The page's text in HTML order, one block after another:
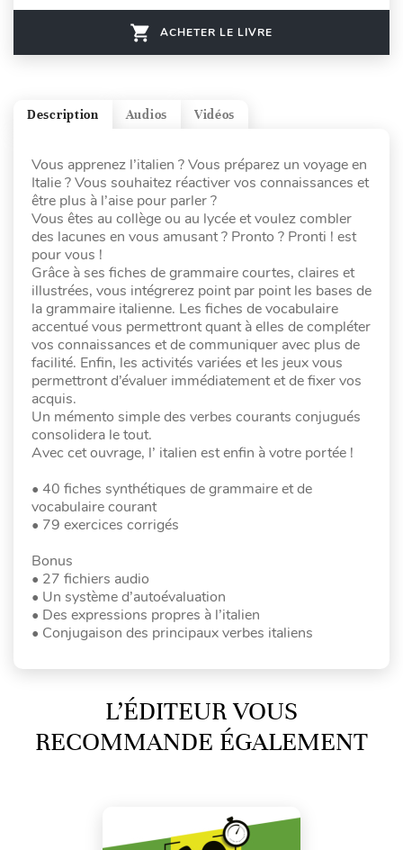
ACHETER LE LIVRE
Vidéos
Audios
Description
Vous apprenez l’italien ? Vous préparez un voyage en
Italie ? Vous souhaitez réactiver vos connaissances et
être plus à l’aise pour parler ?
Vous êtes au collège ou au lycée et voulez combler
des lacunes en vous amusant ? Pronto ? Pronti ! est
pour vous !
Grâce à ses fiches de grammaire courtes, claires et
illustrées, vous intégrerez point par point les bases de
la grammaire italienne. Les fiches de vocabulaire
accentué vous permettront quant à elles de compléter
vos connaissances et de communiquer avec plus de
facilité. Enfin, les activités variées et les jeux vous
permettront d’évaluer immédiatement et de fixer vos
acquis.
Un mémento simple des verbes courants conjugués
consolidera le tout.
Avec cet ouvrage, l’ italien est enfin à votre portée !
• 40 fiches synthétiques de grammaire et de
vocabulaire courant
• 79 exercices corrigés
Bonus
• 27 fichiers audio
• Un système d’autoévaluation
• Des expressions propres à l’italien
• Conjugaison des principaux verbes italiens
L’ÉDITEUR VOUS
RECOMMANDE ÉGALEMENT